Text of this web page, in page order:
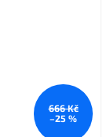
666 Kč
–25 %